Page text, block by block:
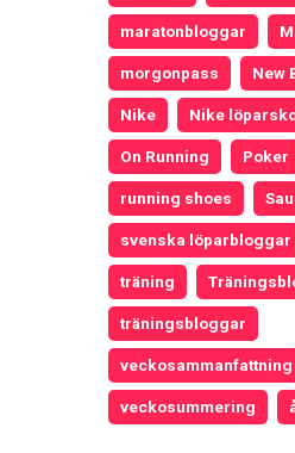
maratonbloggar
morgonpass New
Nike Nike
On Running Poker
running shoes
svenska löparbloggar
träning
träningsbloggar
veckosammanfattning
veckosummering